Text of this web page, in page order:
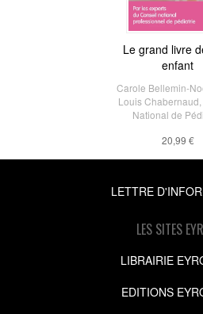
Le grand livre
enfant
Carole Bellemin-
Louis Chabernaud
National de
20,99 €
LETTRE
LES SITES
LIBRAIRIE
EDITIONS